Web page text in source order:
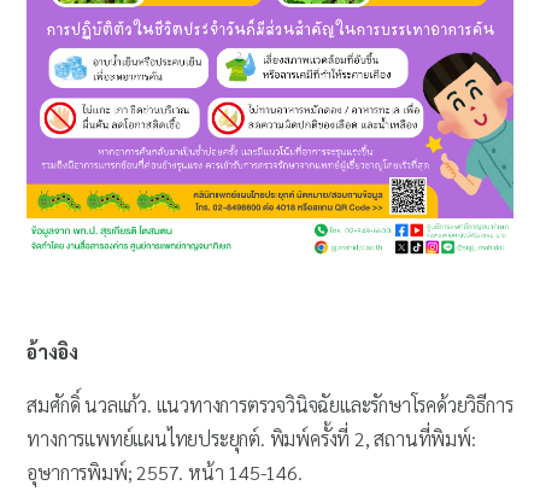
อ้างอิง
สมศักดิ์ นวลแก้ว. แนวทางการตรวจวินิจฉัยและรักษาโรคด้วยวิธีการ
ทางการแพทย์แผนไทยประยุกต์. พิมพ์ครั้งที่ 2, สถานที่พิมพ์:
อุษาการพิมพ์; 2557. หน้า 145-146.